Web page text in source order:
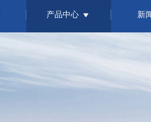
产品中心 新